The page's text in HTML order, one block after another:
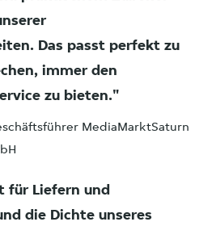
Das passt perfekt zu
immer den
zu bieten.
MediaMarktSaturn
für Liefern und
die Dichte unseres